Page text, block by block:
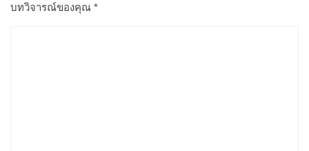
บทวิจารณ์ของคุณ *